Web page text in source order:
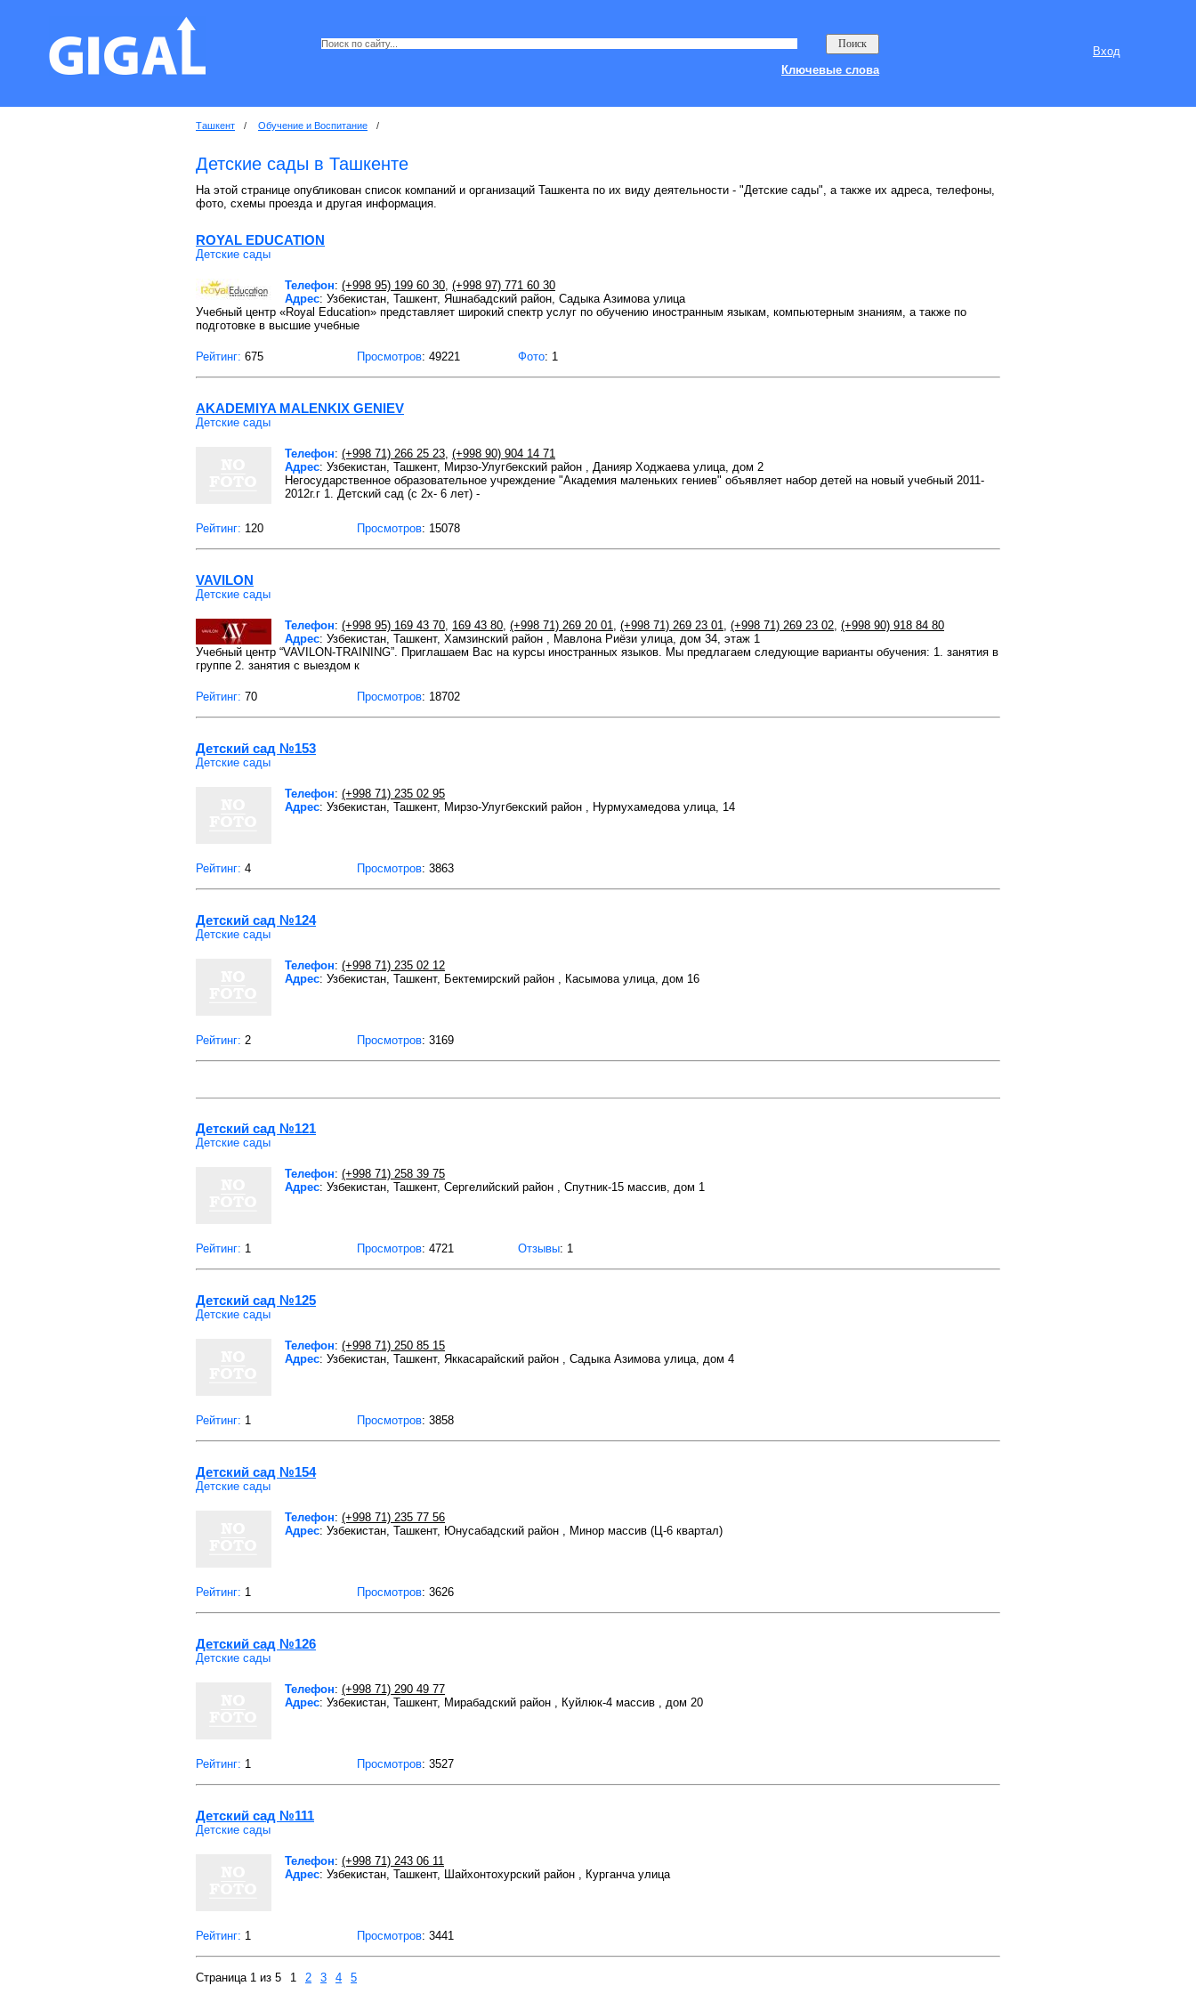
Вход
Ключевые слова
Ташкент / Обучение и Воспитание /
Детские сады в Ташкенте
На этой странице опубликован список компаний и организаций Ташкента по их виду деятельности - "Детские сады", а также их адреса, телефоны,
фото, схемы проезда и другая информация.
ROYAL EDUCATION
Детские сады
Телефон: (+998 95) 199 60 30, (+998 97) 771 60 30
Адрес: Узбекистан, Ташкент, Яшнабадский район, Садыка Азимова улица
Учебный центр «Royal Education» представляет широкий спектр услуг по обучению иностранным языкам, компьютерным знаниям, а также по
подготовке в высшие учебные
Рейтинг: 675 Просмотров: 49221 Фото: 1
AKADEMIYA MALENKIX GENIEV
Детские сады
Телефон: (+998 71) 266 25 23, (+998 90) 904 14 71
Адрес: Узбекистан, Ташкент, Мирзо-Улугбекский район , Данияр Ходжаева улица, дом 2
Негосударственное образовательное учреждение "Академия маленьких гениев" объявляет набор детей на новый учебный 2011-
2012г.г 1. Детский сад (с 2х- 6 лет) -
Рейтинг: 120 Просмотров: 15078
VAVILON
Детские сады
Телефон: (+998 95) 169 43 70, 169 43 80, (+998 71) 269 20 01, (+998 71) 269 23 01, (+998 71) 269 23 02, (+998 90) 918 84 80
Адрес: Узбекистан, Ташкент, Хамзинский район , Мавлона Риёзи улица, дом 34, этаж 1
Учебный центр “VAVILON-TRAINING”. Приглашаем Вас на курсы иностранных языков. Мы предлагаем следующие варианты обучения: 1. занятия в
группе 2. занятия с выездом к
Рейтинг: 70 Просмотров: 18702
Детский сад №153
Детские сады
Телефон: (+998 71) 235 02 95
Адрес: Узбекистан, Ташкент, Мирзо-Улугбекский район , Нурмухамедова улица, 14
Рейтинг: 4 Просмотров: 3863
Детский сад №124
Детские сады
Телефон: (+998 71) 235 02 12
Адрес: Узбекистан, Ташкент, Бектемирский район , Касымова улица, дом 16
Рейтинг: 2 Просмотров: 3169
Детский сад №121
Детские сады
Телефон: (+998 71) 258 39 75
Адрес: Узбекистан, Ташкент, Сергелийский район , Спутник-15 массив, дом 1
Рейтинг: 1 Просмотров: 4721 Отзывы: 1
Детский сад №125
Детские сады
Телефон: (+998 71) 250 85 15
Адрес: Узбекистан, Ташкент, Яккасарайский район , Садыка Азимова улица, дом 4
Рейтинг: 1 Просмотров: 3858
Детский сад №154
Детские сады
Телефон: (+998 71) 235 77 56
Адрес: Узбекистан, Ташкент, Юнусабадский район , Минор массив (Ц-6 квартал)
Рейтинг: 1 Просмотров: 3626
Детский сад №126
Детские сады
Телефон: (+998 71) 290 49 77
Адрес: Узбекистан, Ташкент, Мирабадский район , Куйлюк-4 массив , дом 20
Рейтинг: 1 Просмотров: 3527
Детский сад №111
Детские сады
Телефон: (+998 71) 243 06 11
Адрес: Узбекистан, Ташкент, Шайхонтохурский район , Курганча улица
Рейтинг: 1 Просмотров: 3441
Страница 1 из 5 1 2 3 4 5